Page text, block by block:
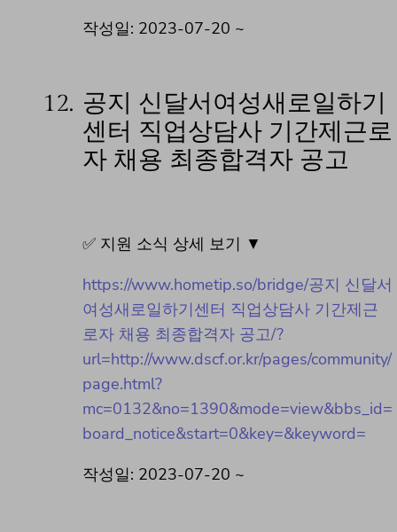
작성일: 2023-07-20 ~
12. 공지 신달서여성새로일하기
센터 직업상담사 기간제근로
자 채용 최종합격자 공고
✅ 지원 소식 상세 보기 ▼
https://www.hometip.so/bridge/공지 신달서
여성새로일하기센터 직업상담사 기간제근
로자 채용 최종합격자 공고/?
url=http://www.dscf.or.kr/pages/community/
page.html?
mc=0132&no=1390&mode=view&bbs_id=
board_notice&start=0&key=&keyword=
작성일: 2023-07-20 ~